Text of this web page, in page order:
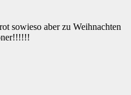
sowieso aber zu Weihnachten